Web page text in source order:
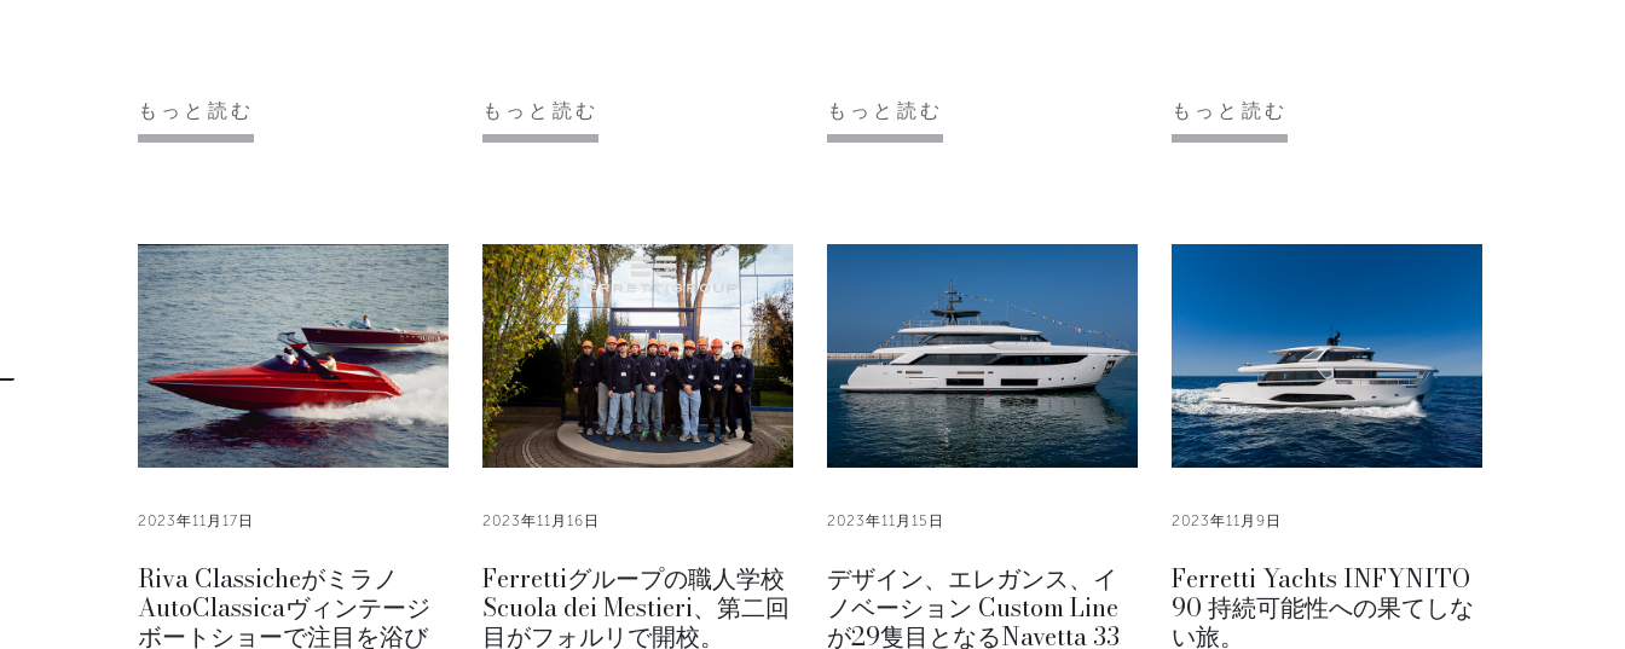
もっと読む もっと読む もっと読む もっと読む
2023年11月17日
Riva Classicheがミラノ
AutoClassicaヴィンテージ
ボートショーで注目を浴び
2023年11月16日
Ferrettiグループの職人学校
Scuola dei Mestieri、第二回
目がフォルリで開校。
2023年11月15日
デザイン、エレガンス、イ
ノベーション Custom Line
が29隻目となるNavetta 33
2023年11月9日
Ferretti Yachts INFYNITO
90 持続可能性への果てしな
い旅。